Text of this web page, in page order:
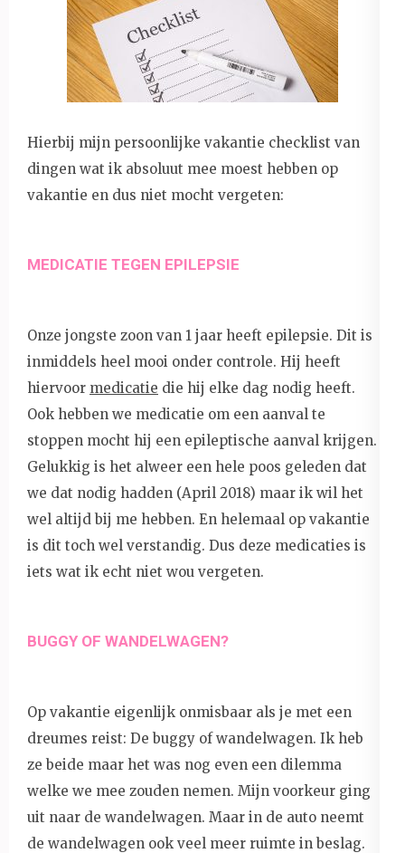
Hierbij mijn persoonlijke vakantie checklist van
dingen wat ik absoluut mee moest hebben op
vakantie en dus niet mocht vergeten:
MEDICATIE TEGEN EPILEPSIE
Onze jongste zoon van 1 jaar heeft epilepsie. Dit is
inmiddels heel mooi onder controle. Hij heeft
hiervoor medicatie die hij elke dag nodig heeft.
Ook hebben we medicatie om een aanval te
stoppen mocht hij een epileptische aanval krijgen.
Gelukkig is het alweer een hele poos geleden dat
we dat nodig hadden (April 2018) maar ik wil het
wel altijd bij me hebben. En helemaal op vakantie
is dit toch wel verstandig. Dus deze medicaties is
iets wat ik echt niet wou vergeten.
BUGGY OF WANDELWAGEN?
Op vakantie eigenlijk onmisbaar als je met een
dreumes reist: De buggy of wandelwagen. Ik heb
ze beide maar het was nog even een dilemma
welke we mee zouden nemen. Mijn voorkeur ging
uit naar de wandelwagen. Maar in de auto neemt
de wandelwagen ook veel meer ruimte in beslag.